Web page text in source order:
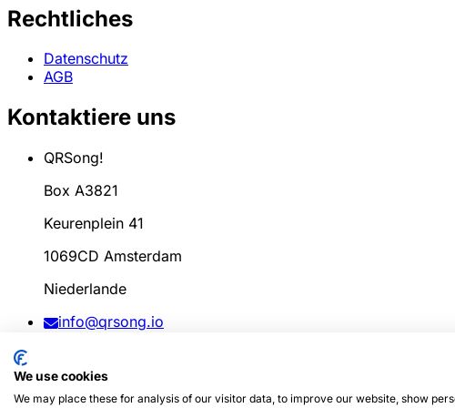
Rechtliches
Datenschutz
AGB
Kontaktiere uns
QRSong!
Box A3821
Keurenplein 41
1069CD Amsterdam
Niederlande
info@qrsong.io
MwSt: 8689.27.764.B.01
We use cookies
We may place these for analysis of our visitor data, to improve our website, show